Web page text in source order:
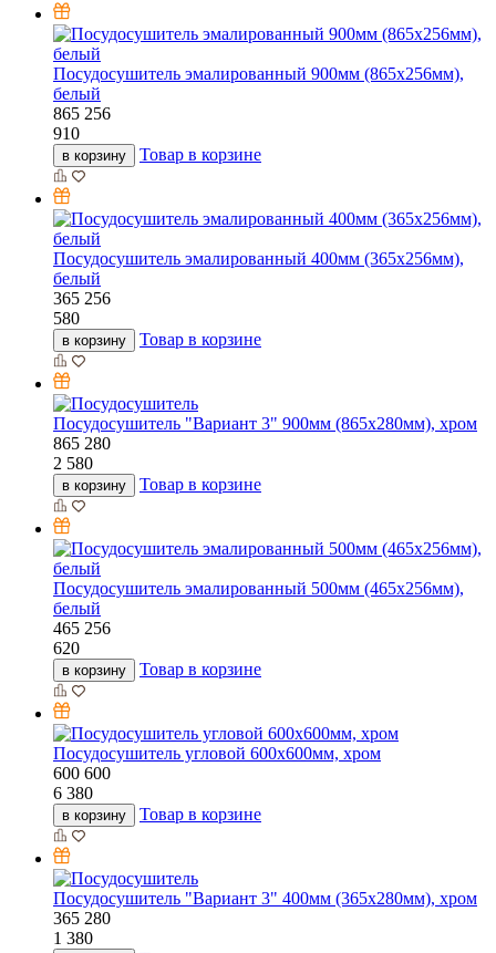
Посудосушитель эмалированный 900мм (865х256мм),
белый
865 256
910
в корзину Товар в корзине
Посудосушитель эмалированный 400мм (365х256мм),
белый
365 256
580
в корзину Товар в корзине
Посудосушитель "Вариант 3" 900мм (865х280мм), хром
865 280
2 580
в корзину Товар в корзине
Посудосушитель эмалированный 500мм (465х256мм),
белый
465 256
620
в корзину Товар в корзине
Посудосушитель угловой 600х600мм, хром
600 600
6 380
в корзину Товар в корзине
Посудосушитель "Вариант 3" 400мм (365х280мм), хром
365 280
1 380